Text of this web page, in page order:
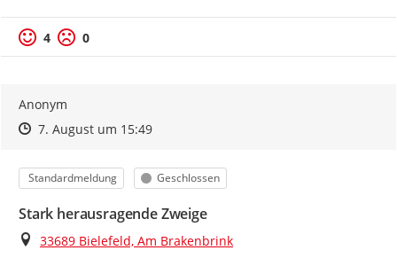
4 0
Anonym
Zeitpunkt des Erstellens
Zeitpunkt des Erstellens
7. August um 15:49Zur Äußerung
Kategorie
Standardmeldung Status
Geschlossen
Stark herausragende Zweige
Ort
33689 Bielefeld, Am Brakenbrink